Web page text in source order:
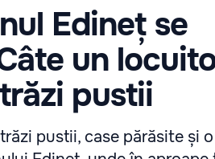
Edineț se
un
pustii
pustii, case părăsite și